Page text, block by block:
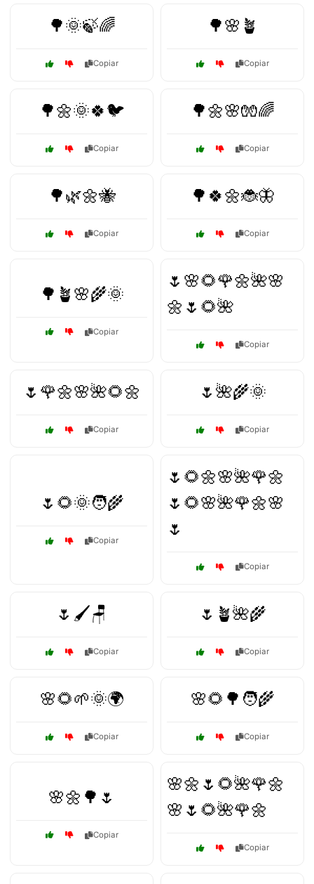
🌳🌞🍃🌈
Copiar
🌳🌸🪴
Copiar
🌳🌼🌞🍀🐦
Copiar
🌳🌼🌸🧤🌈
Copiar
🌳🌿🌼🐝
Copiar
🌳🍀🌼🐞🦋
Copiar
🌳🪴🌸🌾🌞
Copiar
🌷🌸🌻🌹🌼🌺🌸
🌼🌷🌻🌺
Copiar
🌷🌹🌼🌸🌺🌻🌼
Copiar
🌷🌺🌾🌞
Copiar
🌷🌻🌞🧑‍🌾
Copiar
🌷🌻🌼🌸🌺🌹🌼
🌷🌻🌸🌺🌹🌼🌸
🌷
Copiar
🌷🖌️🪑
Copiar
🌷🪴🌺🌾
Copiar
🌸🌻🌱🌞🌍
Copiar
🌸🌻🌳🧑‍🌾
Copiar
🌸🌼🌳🌷
Copiar
🌸🌼🌷🌻🌺🌹🌼
🌸🌷🌻🌺🌹🌼
Copiar